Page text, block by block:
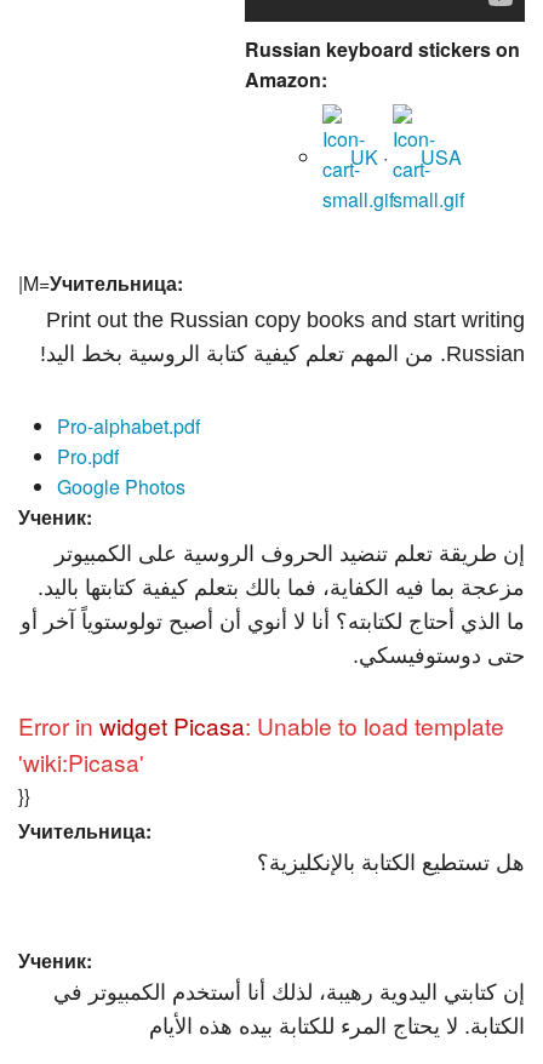
Russian keyboard stickers on
Amazon:
UK· USA
|M=Учительница:
Print out the Russian copy books and start writing
Russian. من المهم تعلم كيفية كتابة الروسية بخط اليد!
Pro-alphabet.pdf
Pro.pdf
Google Photos
Ученик:
إن طريقة تعلم تنضيد الحروف الروسية على الكمبيوتر
مزعجة بما فيه الكفاية، فما بالك بتعلم كيفية كتابتها باليد.
ما الذي أحتاج لكتابته؟ أنا لا أنوي أن أصبح تولوستوياً آخر أو
حتى دوستوفيسكي.
Error in widget Picasa: Unable to load template
'wiki:Picasa'
}}
Учительница:
هل تستطيع الكتابة بالإنكليزية؟
Ученик:
إن كتابتي اليدوية رهيبة، لذلك أنا أستخدم الكمبيوتر في
الكتابة. لا يحتاج المرء للكتابة بيده هذه الأيام